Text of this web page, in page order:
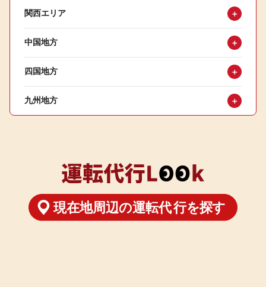
関西エリア ＋
中国地方 ＋
四国地方 ＋
九州地方 ＋